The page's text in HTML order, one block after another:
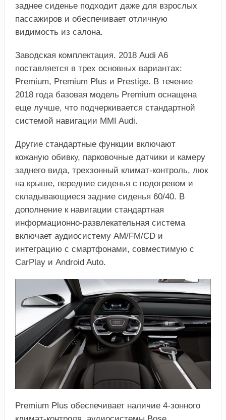
заднее сиденье подходит даже для взрослых
пассажиров и обеспечивает отличную
видимость из салона.
Заводская комплектация. 2018 Audi A6
поставляется в трех основных вариантах:
Premium, Premium Plus и Prestige. В течение
2018 года базовая модель Premium оснащена
еще лучше, что подчеркивается стандартной
системой навигации MMI Audi.
Другие стандартные функции включают
кожаную обивку, парковочные датчики и камеру
заднего вида, трехзонный климат-контроль, люк
на крыше, передние сиденья с подогревом и
складывающиеся задние сиденья 60/40. В
дополнение к навигации стандартная
информационно-развлекательная система
включает аудиосистему AM/FM/CD и
интеграцию с смартфонами, совместимую с
CarPlay и Android Auto.
Premium Plus обеспечивает наличие 4-зонного